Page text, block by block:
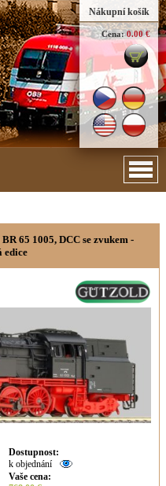
Nákupní košík
Cena: 0.00 €
65 1005, DCC se zvukem -
edice
Dostupnost:
k objednání
Vaše cena: